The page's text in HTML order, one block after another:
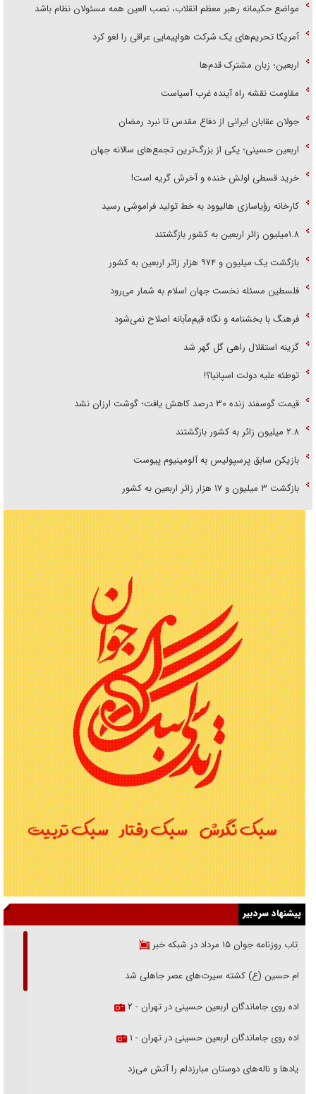
مواضع حکیمانه رهبر معظم انقلاب، نصب العین همه مسئولان نظام باشد
آمریکا تحریم‌های یک شرکت هواپیمایی عراقی را لغو کرد
اربعین؛ زبان مشترک قدم‌ها
مقاومت نقشه راه آینده غرب آسیاست
جولان عقابان ایرانی از دفاع مقدس تا نبرد رمضان
اربعین حسینی؛ یکی از بزرگ‌ترین تجمع‌های سالانه جهان
خرید قسطی اولش خنده و آخرش گریه است!
کارخانه رؤیاسازی هالیوود به خط تولید فراموشی رسید
۱.۸میلیون زائر اربعین به کشور بازگشتند
بازگشت یک میلیون و ۹۷۴ هزار زائر اربعین به کشور
فلسطین مسئله نخست جهان اسلام به شمار می‌رود
فرهنگ با بخشنامه و نگاه قیم‌مآبانه اصلاح نمی‌شود
گزینه استقلال راهی گل گهر شد
توطئه علیه دولت اسپانیا؟!
قیمت گوسفند زنده ۳۰ درصد کاهش یافت؛ گوشت ارزان نشد
۲.۸ میلیون زائر به کشور بازگشتند
بازیکن سابق پرسپولیس به آلومینیوم پیوست
بازگشت ۳ میلیون و ۱۷ هزار زائر اربعین به کشور
پیشنهاد سردبیر
بازتاب روزنامه جوان ۱۵ مرداد در شبکه خبر
امام حسین (ع) کشته سیرت‌های عصر جاهلی شد
پیاده روی جاماندگان اربعین حسینی در تهران - ۲
پیاده روی جاماندگان اربعین حسینی در تهران - ۱
فریاد‌ها و ناله‌های دوستان مبارزدلم را آتش می‌زد